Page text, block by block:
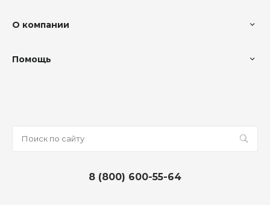
О компании
Помощь
8 (800) 600-55-64